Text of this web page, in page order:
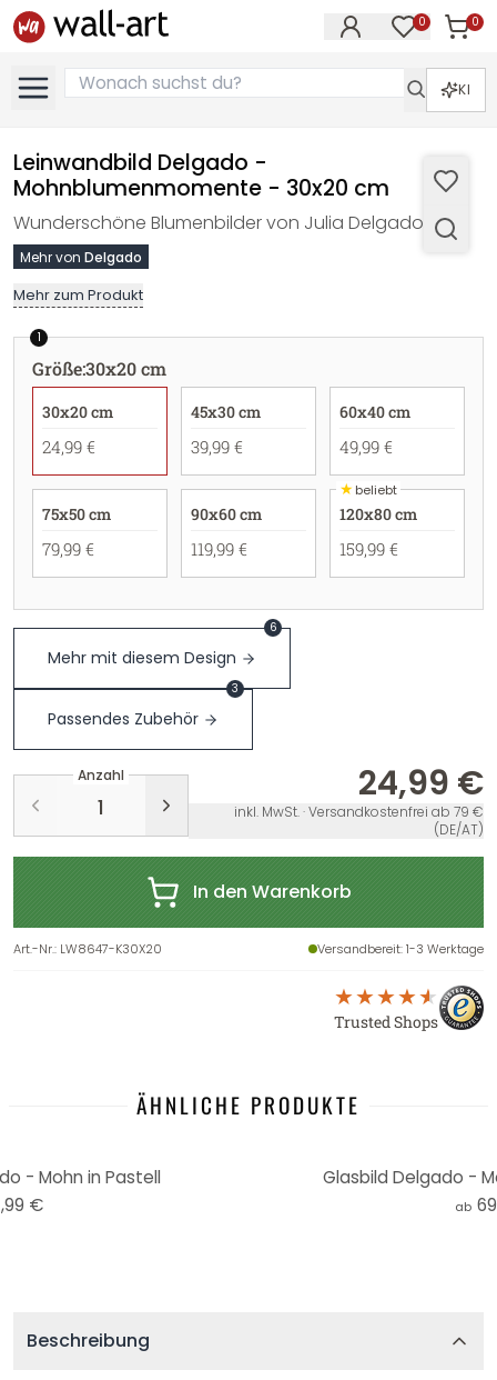
0 0
KI
Leinwandbild Delgado -
Mohnblumenmomente - 30x20 cm
Wunderschöne Blumenbilder von Julia Delgado.
Mehr von Delgado
Mehr zum Produkt
1
Größe:30x20 cm
30x20 cm
24,99 €
45x30 cm
39,99 €
60x40 cm
49,99 €
75x50 cm
79,99 €
90x60 cm
119,99 €
★beliebt
120x80 cm
159,99 €
Mehr mit diesem Design
6
Passendes Zubehör
3
Anzahl 24,99 €
inkl. MwSt. · Versandkostenfrei ab 79 €
(DE/AT)
In den Warenkorb
Art.-Nr.: LW8647-K30X20 Versandbereit: 1-3 Werktage
Trusted Shops
ÄHNLICHE PRODUKTE
- Mohn in Pastell
€
Glasbild Delgado -
ab
Beschreibung